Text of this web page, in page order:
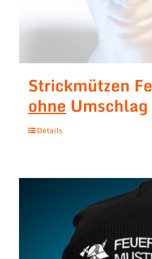
Strickmützen
ohne Umschlag
Details